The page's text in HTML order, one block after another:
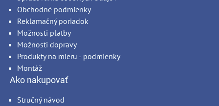
Obchodné podmienky
Reklamačný poriadok
Možnosti platby
Možnosti dopravy
Produkty na mieru - podmienky
Montáž
Ako nakupovať
Stručný návod